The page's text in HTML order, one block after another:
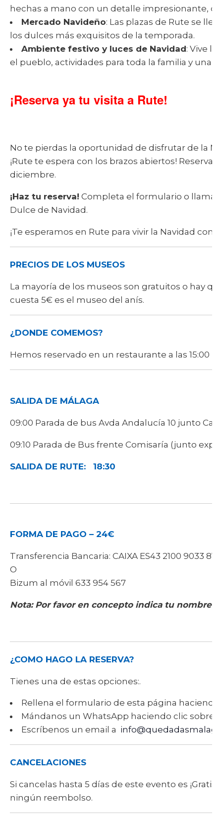
hechas a mano con un detalle impresionante,
Mercado Navideño: Las plazas de Rute se
los dulces más exquisitos de la temporada.
Ambiente festivo y luces de Navidad: Vive
el pueblo, actividades para toda la familia y una
¡Reserva ya tu visita a Rute!
No te pierdas la oportunidad de disfrutar de la
¡Rute te espera con los brazos abiertos!
diciembre.
¡Haz tu reserva! Completa el formulario o llama
Dulce de Navidad.
¡Te esperamos en Rute para vivir la Navidad
PRECIOS DE LOS MUSEOS
La mayoría de los museos son gratuitos o hay
cuesta 5€ es el museo del anís.
¿DONDE COMEMOS?
Hemos reservado en un restaurante a las 15:00
SALIDA DE MÁLAGA
09:00 Parada de bus Avda Andalucía 10 junto
09:10 Parada de Bus frente Comisaría (junto
SALIDA DE RUTE: 18:30
FORMA DE PAGO – 24€
Transferencia Bancaria: CAIXA ES43 2100 9033
O
Bizum al móvil 633 954 567
Nota: Por favor en concepto indica tu nombre-
¿COMO HAGO LA RESERVA?
Tienes una de estas opciones:.
Rellena el formulario de esta página
Mándanos un WhatsApp haciendo clic sobre
Escríbenos un email a
CANCELACIONES
Si cancelas hasta 5 días de este evento es
ningún reembolso.